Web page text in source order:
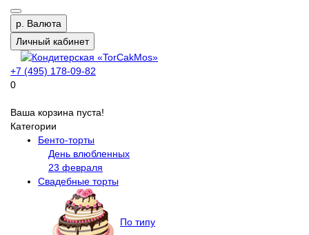
р. Валюта
Личный кабинет
+7 (495) 178-09-82
0
Ваша корзина пуста!
Категории
Бенто-торты
День влюбленных
23 февраля
Свадебные торты
По типу